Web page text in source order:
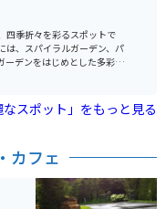
四季折々を彩るスポットで
は、スパイラルガーデン、パ
ーデンをはじめとした多彩な
す。 例年、4月の丘一面を
アゲラタム、秋には紅葉と秋
数回訪れても、花々の移ろい
なスポット」をもっと見る
カフェ